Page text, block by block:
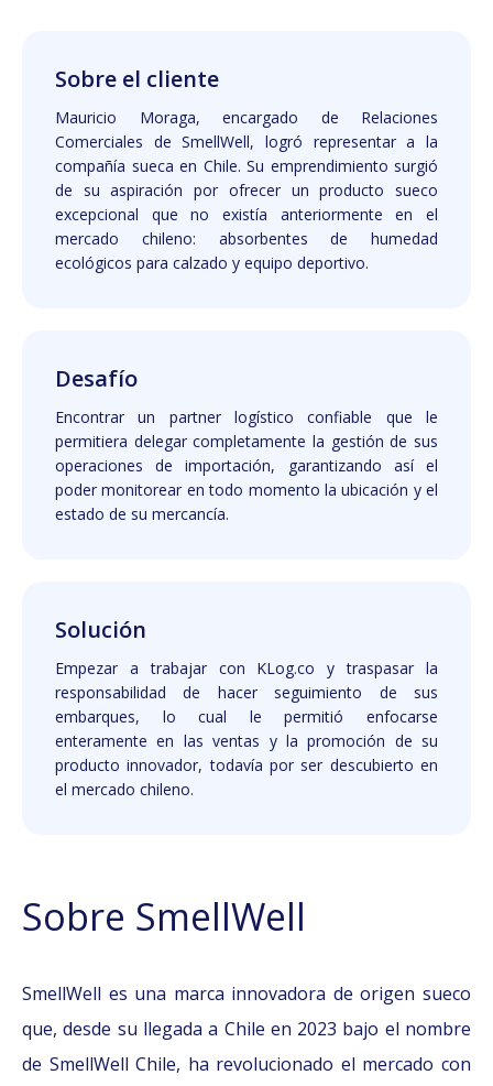
Sobre el cliente
Mauricio Moraga, encargado de Relaciones
Comerciales de SmellWell, logró representar a la
compañía sueca en Chile. Su emprendimiento surgió
de su aspiración por ofrecer un producto sueco
excepcional que no existía anteriormente en el
mercado chileno: absorbentes de humedad
ecológicos para calzado y equipo deportivo.
Desafío
Encontrar un partner logístico confiable que le
permitiera delegar completamente la gestión de sus
operaciones de importación, garantizando así el
poder monitorear en todo momento la ubicación y el
estado de su mercancía.
Solución
Empezar a trabajar con KLog.co y traspasar la
responsabilidad de hacer seguimiento de sus
embarques, lo cual le permitió enfocarse
enteramente en las ventas y la promoción de su
producto innovador, todavía por ser descubierto en
el mercado chileno.
Sobre SmellWell
SmellWell es una marca innovadora de origen sueco
que, desde su llegada a Chile en 2023 bajo el nombre
de SmellWell Chile, ha revolucionado el mercado con